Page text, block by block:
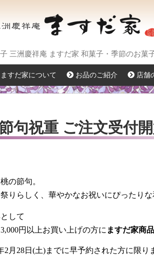
三洲慶祥庵 ますだ家 和菓子・季節のお菓
ますだ家について お品のご紹介 店舗
句祝重 ご注文受付開
の節句。
りらしく、華やかなお祝いにぴったりな
して
3,000円以上お買い上げの方に ますだ家商
2月28日(土)までに早予約された方に限り